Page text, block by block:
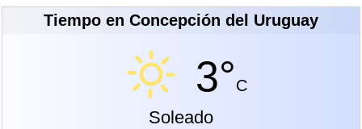
Tiempo en Concepción del Uruguay
3°C
Soleado